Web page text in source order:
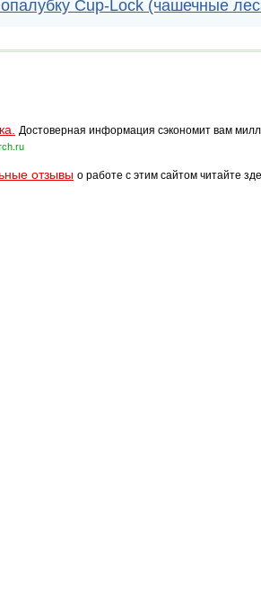
Cup-Lock (чашечные
Достоверная информация сэкономит вам
отзывы о работе с этим сайтом читайте